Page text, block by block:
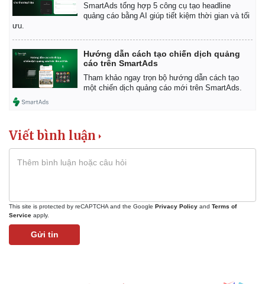
SmartAds tổng hợp 5 công cụ tạo headline
quảng cáo bằng AI giúp tiết kiệm thời gian và tối
ưu.
Hướng dẫn cách tạo chiến dịch quảng
cáo trên SmartAds
Tham khảo ngay trọn bộ hướng dẫn cách tạo
một chiến dịch quảng cáo mới trên SmartAds.
Viết bình luận
This site is protected by reCAPTCHA and the Google Privacy Policy and Terms of
Service apply.
Gửi tin